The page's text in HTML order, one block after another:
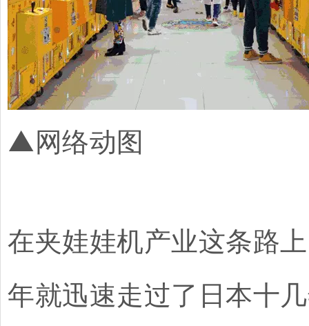
▲网络动图
在夹娃娃机产业这条路
年就迅速走过了日本十